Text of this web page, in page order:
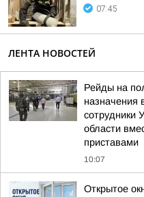
07:45
ЛЕНТА НОВОСТЕЙ
Рейды на
назначения
сотрудники
области
приставами
10:07
Открытое